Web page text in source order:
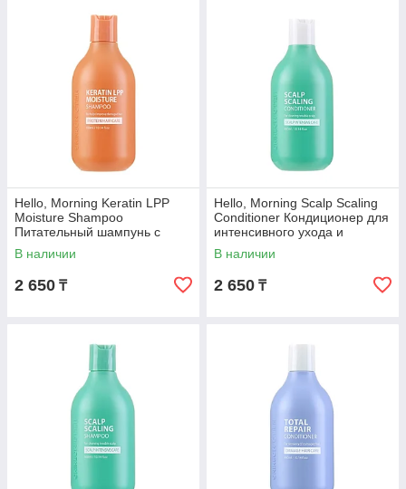
Hello, Morning Keratin LPP
Moisture Shampoo
Питательный шампунь с
кератином 300 мл
В наличии
2 650 ₸
Hello, Morning Scalp Scaling
Conditioner Кондиционер для
интенсивного ухода и
очищения кожи головы 300
мл
В наличии
2 650 ₸